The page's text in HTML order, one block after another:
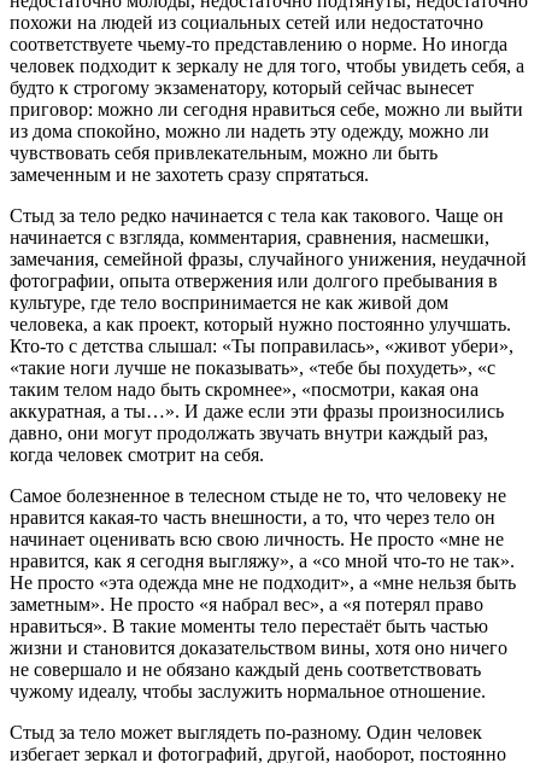
похожи на людей из социальных сетей или недостаточно
соответствуете чьему-то представлению о норме. Но иногда
человек подходит к зеркалу не для того, чтобы увидеть себя, а
будто к строгому экзаменатору, который сейчас вынесет
приговор: можно ли сегодня нравиться себе, можно ли выйти
из дома спокойно, можно ли надеть эту одежду, можно ли
чувствовать себя привлекательным, можно ли быть
замеченным и не захотеть сразу спрятаться.
Стыд за тело редко начинается с тела как такового. Чаще он
начинается с взгляда, комментария, сравнения, насмешки,
замечания, семейной фразы, случайного унижения, неудачной
фотографии, опыта отвержения или долгого пребывания в
культуре, где тело воспринимается не как живой дом
человека, а как проект, который нужно постоянно улучшать.
Кто-то с детства слышал: «Ты поправилась», «живот убери»,
«такие ноги лучше не показывать», «тебе бы похудеть», «с
таким телом надо быть скромнее», «посмотри, какая она
аккуратная, а ты…». И даже если эти фразы произносились
давно, они могут продолжать звучать внутри каждый раз,
когда человек смотрит на себя.
Самое болезненное в телесном стыде не то, что человеку не
нравится какая-то часть внешности, а то, что через тело он
начинает оценивать всю свою личность. Не просто «мне не
нравится, как я сегодня выгляжу», а «со мной что-то не так».
Не просто «эта одежда мне не подходит», а «мне нельзя быть
заметным». Не просто «я набрал вес», а «я потерял право
нравиться». В такие моменты тело перестаёт быть частью
жизни и становится доказательством вины, хотя оно ничего
не совершало и не обязано каждый день соответствовать
чужому идеалу, чтобы заслужить нормальное отношение.
Стыд за тело может выглядеть по-разному. Один человек
избегает зеркал и фотографий, другой, наоборот, постоянно